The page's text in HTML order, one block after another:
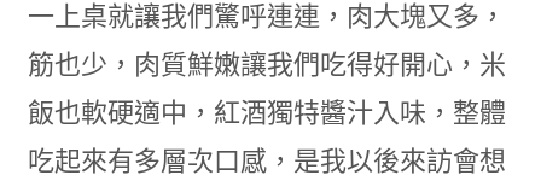
一上桌就讓我們驚呼連連，肉大塊又多，
筋也少，肉質鮮嫩讓我們吃得好開心，米
飯也軟硬適中，紅酒獨特醬汁入味，整體
吃起來有多層次口感，是我以後來訪會想